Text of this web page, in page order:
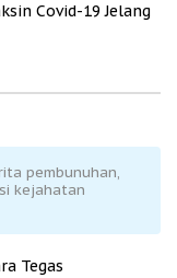
Covid-19 Jelang
pembunuhan,
kejahatan
Tegas